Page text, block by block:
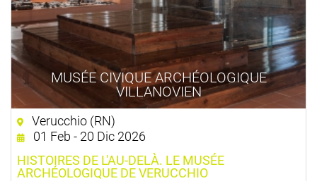
MUSÉE CIVIQUE ARCHÉOLOGIQUE
VILLANOVIEN
Verucchio (RN)
01 Feb - 20 Dic 2026
HISTOIRES DE L'AU-DELÀ. LE MUSÉE
ARCHÉOLOGIQUE DE VERUCCHIO